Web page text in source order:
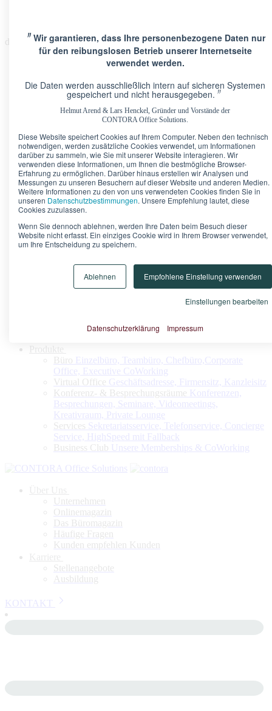
〃Wir garantieren, dass Ihre personenbezogene Daten nur
für den reibungslosen Betrieb unserer Internetseite
verwendet werden.
Die Daten werden ausschließlich intern auf sicheren Systemen
gespeichert und nicht herausgegeben.〃
Helmut Arend & Lars Henckel, Gründer und Vorstände der
CONTORA Office Solutions.
Diese Website speichert Cookies auf Ihrem Computer. Neben den technisch
notwendigen, werden zusätzliche Cookies verwendet, um Informationen
darüber zu sammeln, wie Sie mit unserer Website interagieren. Wir
verwenden diese Informationen, um Ihnen die bestmögliche Browser-
Erfahrung zu ermöglichen. Darüber hinaus erstellen wir Analysen und
Messungen zu unseren Besuchern auf dieser Website und anderen Medien.
Weitere Informationen zu den von uns verwendeten Cookies finden Sie in
unseren Datenschutzbestimmungen. Unsere Empfehlung lautet, diese
Cookies zuzulassen.
Wenn Sie dennoch ablehnen, werden Ihre Daten beim Besuch dieser
Website nicht erfasst. Ein einziges Cookie wird in Ihrem Browser verwendet,
um Ihre Entscheidung zu speichern.
Einstellungen bearbeiten
Empfohlene Einstellung verwenden
Ablehnen
Datenschutzerklärung Impressum
de
Berlin · Upper West Kurfürstendamm 11
Düsseldorf · Kö-Quartier Breite Straße 22
Frankfurt · Marienturm Taunusanlage 9-10
Frankfurt · TaunusTurm Taunustor 1
Frankfurt · Winx Tower Neue Mainzer Straße 6-10
Hamburg · Alter WallAlter Wall 32
München · Palais an der Oper Maximilianstraße 2
München · Theresienhof
Stuttgart · KronprinzenpalaisKönigstraße 38
Konfigurieren Sie nach Ihrem Bedarf Ihr Virtuelles Büro oder
Produkte
Büro Einzelbüro, Teambüro, Chefbüro,Corporate
Office, Executive CoWorking
Virtual Office Geschäftsadresse, Firmensitz, Kanzleisitz
Konferenz- & Besprechungsräume Konferenzen,
Besprechungen, Seminare, Videomeetings,
Kreativraum, Private Lounge
Services Sekretariatsservice, Telefonservice, Concierge
Service, HighSpeed mit Fallback
Business Club Unsere Memberships & CoWorking
Unternehmen
Onlinemagazin
Das Büromagazin
Häufige Fragen
Kunden empfehlen Kunden
Stellenangebote
Ausbildung
KONTAKT